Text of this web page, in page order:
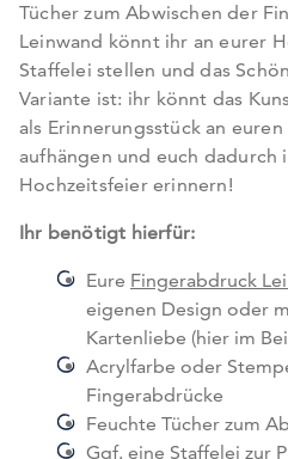
Tücher zum Abwischen der
Leinwand könnt ihr an eurer
Staffelei stellen und das
Variante ist: ihr könnt das
als Erinnerungsstück an
aufhängen und euch dadurch
Hochzeitsfeier erinnern!
Ihr benötigt hierfür:
Eure Fingerabdruck
eigenen Design oder
Kartenliebe (hier im
Acrylfarbe oder
Fingerabdrücke
Feuchte Tücher zum
Ggf. eine Staffelei zur